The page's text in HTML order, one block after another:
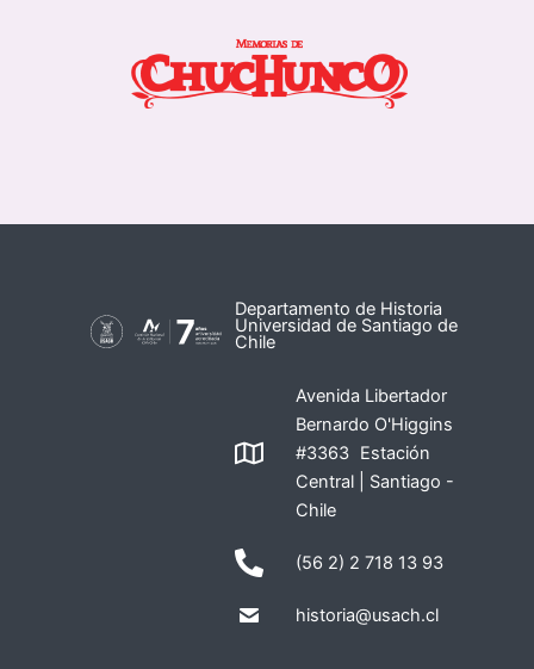
Departamento de Historia
Universidad de Santiago de
Chile
Avenida Libertador
Bernardo O'Higgins
#3363 Estación
Central | Santiago -
Chile
(56 2) 2 718 13 93
historia@usach.cl